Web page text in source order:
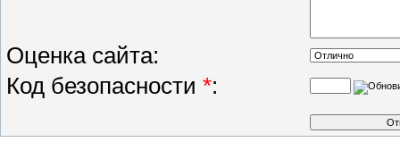
Оценка сайта:
Код безопасности *: